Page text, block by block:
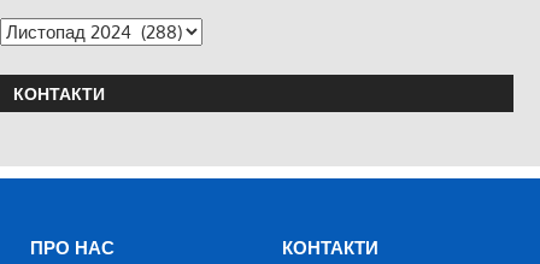
КОНТАКТИ
ПРО НАС КОНТАКТИ